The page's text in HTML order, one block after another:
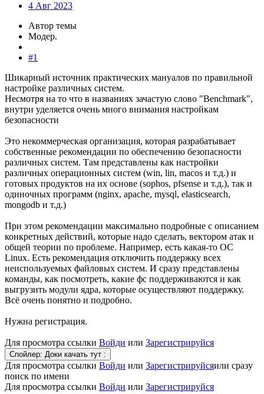
4 Авг 2023
Автор темы
Модер.
#1
Шикарный источник практических мануалов по правильной
настройке различных систем.
Несмотря на то что в названиях зачастую слово "Benchmark",
внутри уделяется очень много внимания настройкам
безопасности
Это некоммерческая организация, которая разрабатывает
собственные рекомендации по обеспечению безопасности
различных систем. Там представлены как настройки
различных операционных систем (win, lin, macos и т.д.) и
готовых продуктов на их основе (sophos, pfsense и т.д.), так и
одиночных программ (nginx, apache, mysql, elasticsearch,
mongodb и т.д.)
При этом рекомендации максимально подробные с описанием
конкретных действий, которые надо сделать, вектором атак и
общей теории по проблеме. Например, есть какая-то ОС
Linux. Есть рекомендация отключить поддержку всех
неиспользуемых файловых систем. И сразу представлены
команды, как посмотреть, какие фс поддерживаются и как
выгрузить модули ядра, которые осуществляют поддержку.
Всё очень понятно и подробно.
Нужна регистрация.
Для просмотра ссылки Войди или Зарегистрируйся
Спойлер: Доки качать тут :
Для просмотра ссылки Войди или Зарегистрируйсяили сразу
поиск по имени
Для просмотра ссылки Войди или Зарегистрируйся